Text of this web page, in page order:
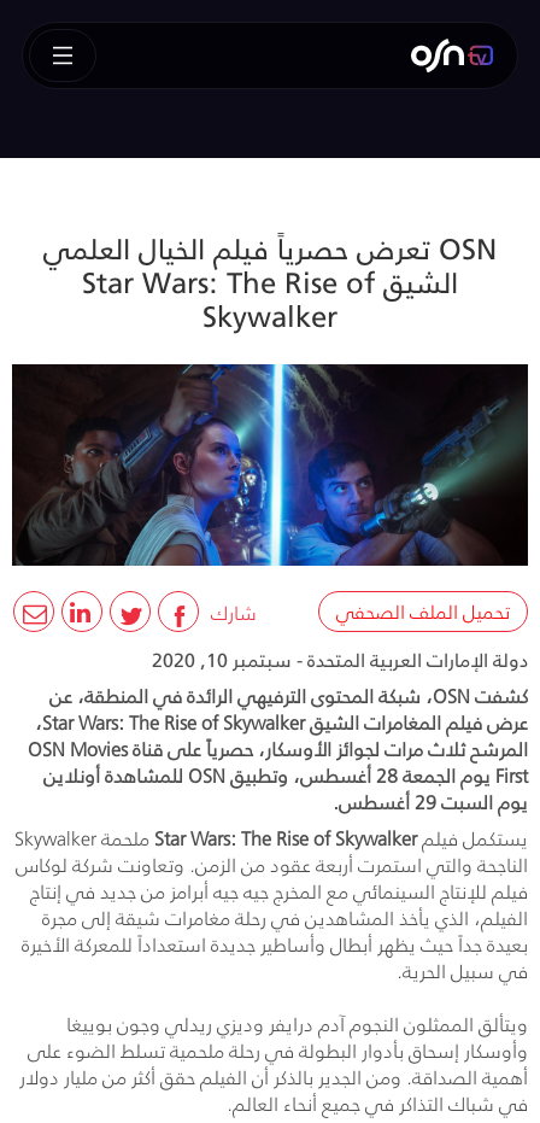
OSN تعرض حصرياً فيلم الخيال العلمي
الشيق Star Wars: The Rise of
Skywalker
شارك
تحميل الملف الصحفي
دولة الإمارات العربية المتحدة - سبتمبر 10, 2020
كشفت OSN، شبكة المحتوى الترفيهي الرائدة في المنطقة، عن
عرض فيلم المغامرات الشيق Star Wars: The Rise of Skywalker،
المرشح ثلاث مرات لجوائز الأوسكار، حصرياً على قناة OSN Movies
First يوم الجمعة 28 أغسطس، وتطبيق OSN للمشاهدة أونلاين
يوم السبت 29 أغسطس.
يستكمل فيلمStar Wars: The Rise of SkywalkerملحمةSkywalker
الناجحة والتي استمرت أربعة عقود من الزمن. وتعاونت شركة لوكاس
فيلم للإنتاج السينمائي مع المخرج جيه جيه أبرامز من جديد في إنتاج
الفيلم، الذي يأخذ المشاهدين في رحلة مغامرات شيقة إلى مجرة
بعيدة جداً حيث يظهر أبطال وأساطير جديدة استعداداً للمعركة الأخيرة
في سبيل الحرية.
ويتألق الممثلون النجوم آدم درايفر وديزي ريدلي وجون بوييغا
وأوسكار إسحاق بأدوار البطولة في رحلة ملحمية تسلط الضوء على
أهمية الصداقة. ومن الجدير بالذكر أن الفيلم حقق أكثر من مليار دولار
في شباك التذاكر في جميع أنحاء العالم.